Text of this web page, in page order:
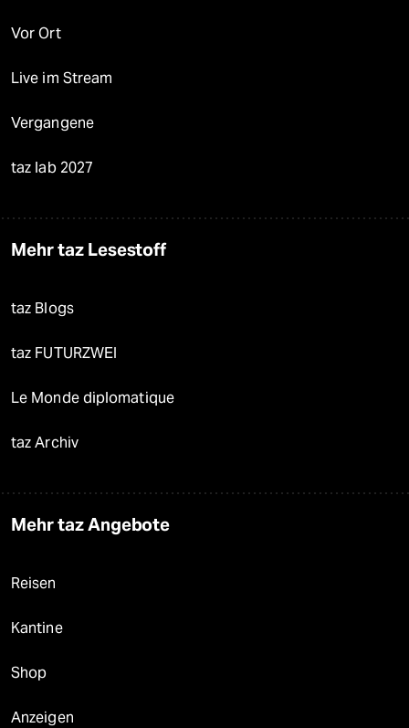
Vor Ort
Live im Stream
Vergangene
taz lab 2027
Mehr taz Lesestoff
taz Blogs
taz FUTURZWEI
Le Monde diplomatique
taz Archiv
Mehr taz Angebote
Reisen
Kantine
Shop
Anzeigen